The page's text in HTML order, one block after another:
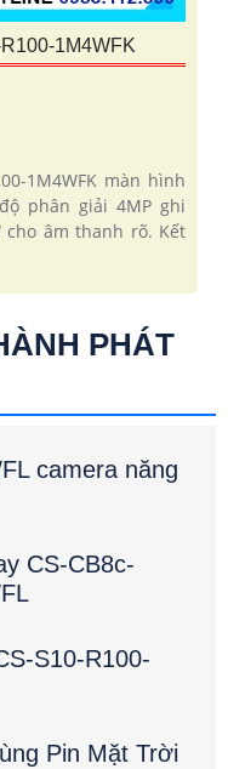
1M4WFK
1M4WFK màn hình
phân giải 4MP ghi
cho âm thanh rõ. Kết
PHÁT
camera năng
CS-CB8c-
S10-R100-
Pin Mặt Trời